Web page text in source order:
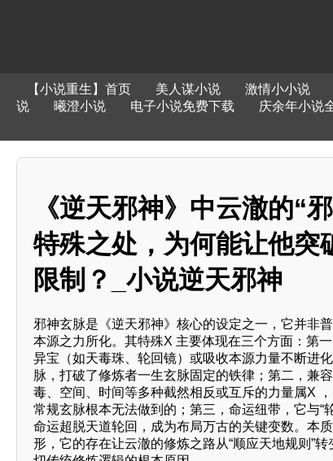
【小说重生】首页 美人谋小说 激情小小说
说
曦澄小说 电子小说免费下载 庆余年小说
《逆天邪神》中云澈的“
特殊之处，为何能让他突
限制？_小说逆天邪神
邪神玄脉是《逆天邪神》核心的设定之一，它并非
本源之力所化。其特殊X 主要体现在三个方面：第
异宝（如天毒珠、轮回镜）或吸收本源力量不断进
脉，打破了修炼者一生玄脉固定的铁律；第二，兼
毒、空间、时间等多种截然相反或互斥的力量属X
常规玄脉根本无法做到的；第三，命运纽带，它与“
命运超脱天道轮回，成为布局万古的关键变数。本
形，它的存在让云澈的修炼之路从“顺应天地规则”